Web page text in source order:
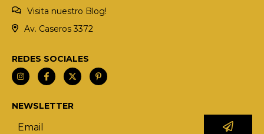
Visita nuestro Blog!
Av. Caseros 3372
REDES SOCIALES
NEWSLETTER